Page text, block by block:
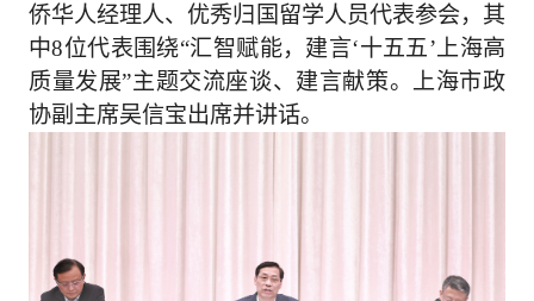
侨华人经理人、优秀归国留学人员代表参会，其
中8位代表围绕“汇智赋能，建言‘十五五’上海高
质量发展”主题交流座谈、建言献策。上海市政
协副主席吴信宝出席并讲话。